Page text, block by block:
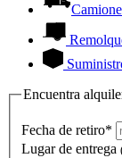
Encuentra
Fecha de retiro*
Lugar de entrega